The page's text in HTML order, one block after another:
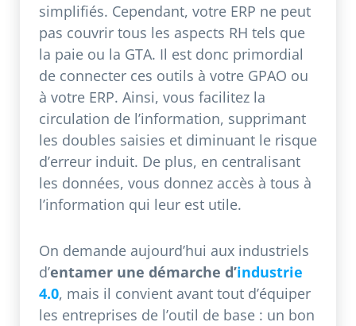
simplifiés. Cependant, votre ERP ne peut
pas couvrir tous les aspects RH tels que
la paie ou la GTA. Il est donc primordial
de connecter ces outils à votre GPAO ou
à votre ERP. Ainsi, vous facilitez la
circulation de l’information, supprimant
les doubles saisies et diminuant le risque
d’erreur induit. De plus, en centralisant
les données, vous donnez accès à tous à
l’information qui leur est utile.
On demande aujourd’hui aux industriels
d’entamer une démarche d’industrie
4.0, mais il convient avant tout d’équiper
les entreprises de l’outil de base : un bon